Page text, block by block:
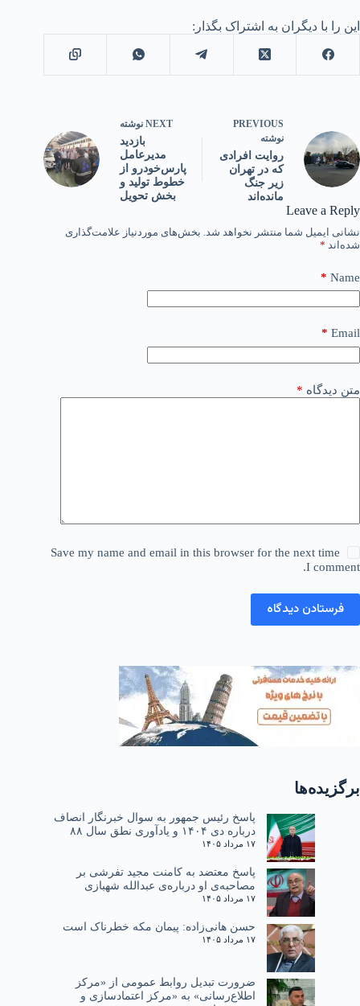
این را با دیگران به اشتراک بگذار:
PREVIOUS
نوشته
روایت افرادی
که در تهران
زیر جنگ
مانده‌اند
NEXT نوشته
بازدید
مدیرعامل
پارس‌خودرو از
خطوط تولید و
بخش تحویل
Leave a Reply
نشانی ایمیل شما منتشر نخواهد شد. بخش‌های موردنیاز علامت‌گذاری
شده‌اند *
Name
*
Email
*
متن دیدگاه *
Save my name and email in this browser for the next time
I comment.
فرستادن دیدگاه
برگزیده‌ها
پاسخ رئیس جمهور به سوال خبرنگار انصاف
درباره دی ۱۴۰۴ و یادآوری نطق سال ۸۸
۱۷ مرداد ۱۴۰۵
پاسخ معتضد به کامنت مجید تفرشی بر
مصاحبه‌ی او درباره‌ی عبدالله شهبازی
۱۷ مرداد ۱۴۰۵
حسن هانی‌زاده: پیمان مکه خطرناک است
۱۷ مرداد ۱۴۰۵
ضرورت تبدیل روابط عمومی از «مرکز
اطلاع‌رسانی» به «مرکز اعتمادسازی و